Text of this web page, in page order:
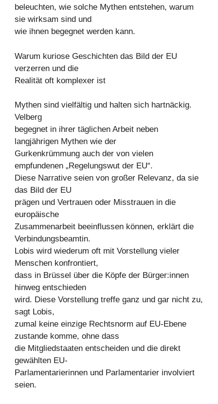
beleuchten, wie solche Mythen entstehen, warum
sie wirksam sind und
wie ihnen begegnet werden kann.
Warum kuriose Geschichten das Bild der EU
verzerren und die
Realität oft komplexer ist
Mythen sind vielfältig und halten sich hartnäckig.
Velberg
begegnet in ihrer täglichen Arbeit neben
langjährigen Mythen wie der
Gurkenkrümmung auch der von vielen
empfundenen „Regelungswut der EU“.
Diese Narrative seien von großer Relevanz, da sie
das Bild der EU
prägen und Vertrauen oder Misstrauen in die
europäische
Zusammenarbeit beeinflussen können, erklärt die
Verbindungsbeamtin.
Lobis wird wiederum oft mit Vorstellung vieler
Menschen konfrontiert,
dass in Brüssel über die Köpfe der Bürger:innen
hinweg entschieden
wird. Diese Vorstellung treffe ganz und gar nicht zu,
sagt Lobis,
zumal keine einzige Rechtsnorm auf EU-Ebene
zustande komme, ohne dass
die Mitgliedstaaten entscheiden und die direkt
gewählten EU-
Parlamentarierinnen und Parlamentarier involviert
seien.